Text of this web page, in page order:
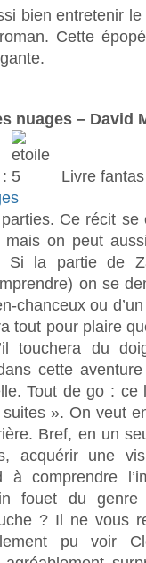
bien entretenir
Cette
nuages – David
:
Livre
Ce récit
mais on peut
Si la partie de
on se
chanceux ou
tout pour plaire
touchera du
cette
Tout de go :
». On veut
Bref, en un
acquérir une
à comprendre
fouet du
? Il ne vous
pu voir